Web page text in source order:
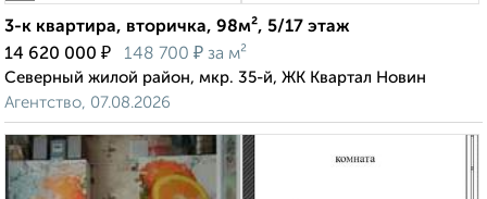
3-к квартира, вторичка, 98м², 5/17 этаж
14 620 000 ₽ 148 700 ₽ за м²
Северный жилой район, мкр. 35-й, ЖК Квартал Новин
Агентство, 07.08.2026